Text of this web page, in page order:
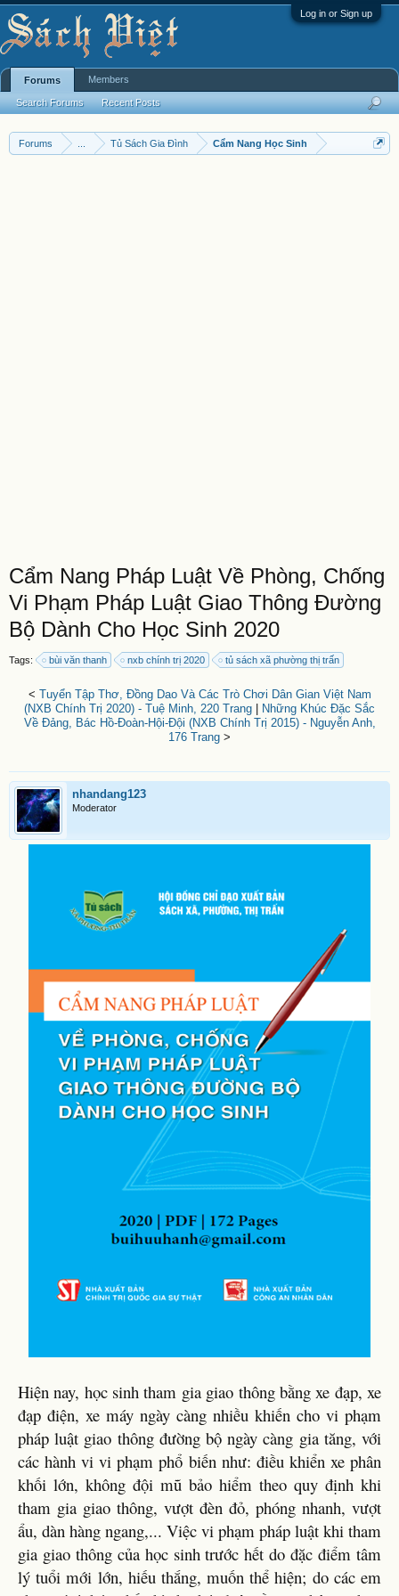
Log in or Sign up
Forums Tủ Sách Gia Đình Cẩm Nang Học Sinh
Cẩm Nang Pháp Luật Về Phòng, Chống
Vi Phạm Pháp Luật Giao Thông Đường
Bộ Dành Cho Học Sinh 2020
Tags: bùi văn thanh nxb chính trị 2020 tủ sách xã phường thị trấn
< Tuyển Tập Thơ, Đồng Dao Và Các Trò Chơi Dân Gian Việt Nam
(NXB Chính Trị 2020) - Tuệ Minh, 220 Trang
Những Khúc Đặc Sắc
Về Đảng, Bác Hồ-Đoàn-Hội-Đội (NXB Chính Trị 2015) - Nguyễn Anh,
176 Trang >
nhandang123
Moderator
Hiện nay, học sinh tham gia giao thông bằng xe đạp, xe
đạp điện, xe máy ngày càng nhiều khiến cho vi phạm
pháp luật giao thông đường bộ ngày càng gia tăng, với
các hành vi vi phạm phổ biến như: điều khiển xe phân
khối lớn, không đội mũ bảo hiểm theo quy định khi
tham gia giao thông, vượt đèn đỏ, phóng nhanh, vượt
ẩu, dàn hàng ngang,... Việc vi phạm pháp luật khi tham
gia giao thông của học sinh trước hết do đặc điểm tâm
lý tuổi mới lớn, hiếu thắng, muốn thể hiện; do các em
Forums
Search Forums Recent Posts
Members